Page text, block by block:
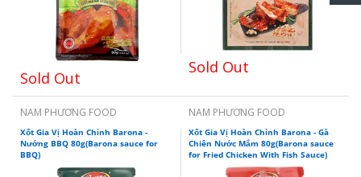
Sold Out
Sold Out
NAM PHƯƠNG FOOD
Xốt Gia Vị Hoàn Chỉnh Barona -
Nướng BBQ 80g(Barona sauce for
BBQ)
NAM PHƯƠNG FOOD
Xốt Gia Vị Hoàn Chỉnh Barona - Gà
Chiên Nước Mắm 80g(Barona sauce
for Fried Chicken With Fish Sauce)